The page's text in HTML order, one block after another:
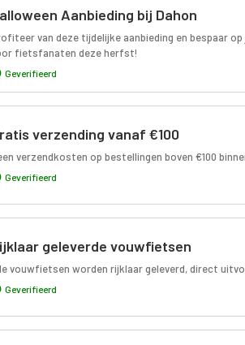
Aanbieding bij Dahon
van deze tijdelijke aanbieding en bespaar op
fietsfanaten deze herfst!
Geverifieerd
verzending vanaf €100
verzendkosten op bestellingen boven €100
Geverifieerd
geleverde vouwfietsen
vouwfietsen worden rijklaar geleverd, direct
Geverifieerd